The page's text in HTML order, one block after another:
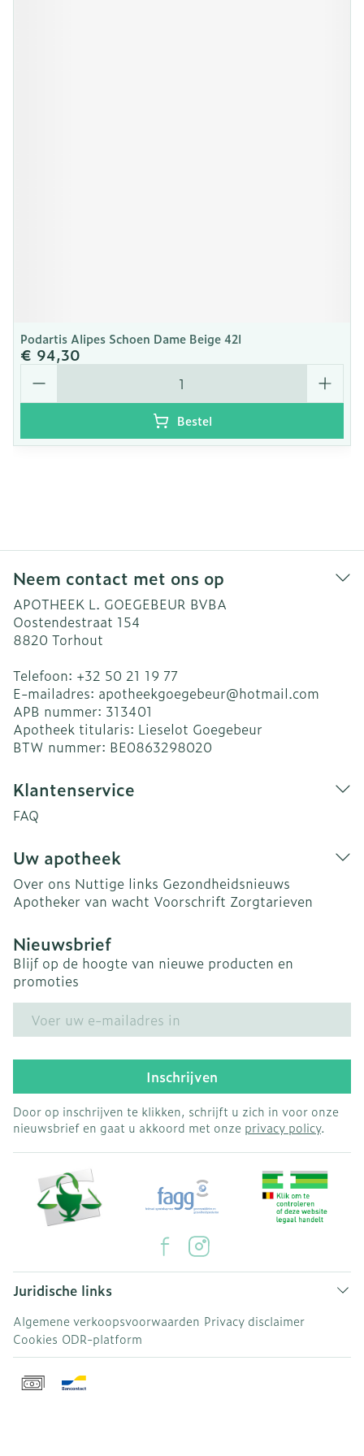
Podartis Alipes Schoen Dame Beige 42l
€ 94,30
Aantal
Bestel
Neem contact met ons op
APOTHEEK L. GOEGEBEUR BVBA
Oostendestraat 154
8820 Torhout
Telefoon: +32 50 21 19 77
E-mailadres: apotheekgoegebeur@hotmail.com
APB nummer: 313401
Apotheek titularis: Lieselot Goegebeur
BTW nummer: BE0863298020
Klantenservice
FAQ
Uw apotheek
Over ons Nuttige links Gezondheidsnieuws
Apotheker van wacht Voorschrift Zorgtarieven
Nieuwsbrief
Blijf op de hoogte van nieuwe producten en
promoties
Inschrijven
Door op inschrijven te klikken, schrijft u zich in voor onze
nieuwsbrief en gaat u akkoord met onze privacy policy.
Juridische links
Algemene verkoopsvoorwaarden Privacy disclaimer
Cookies ODR-platform